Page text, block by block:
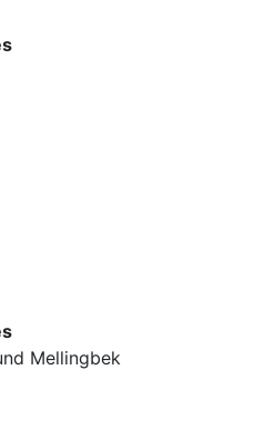
Mellingbek